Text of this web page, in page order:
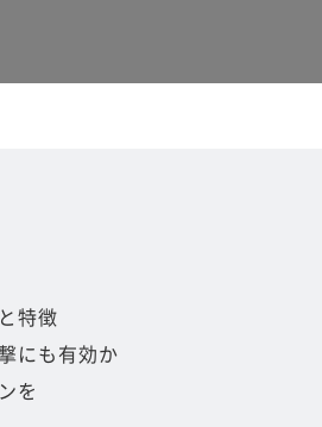
特徴
にも有効か
を